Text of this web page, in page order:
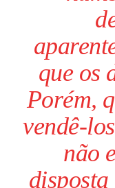
que os
Porém,
vendê-
não